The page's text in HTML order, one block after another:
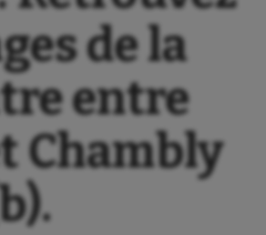
de la
entre
Chambly